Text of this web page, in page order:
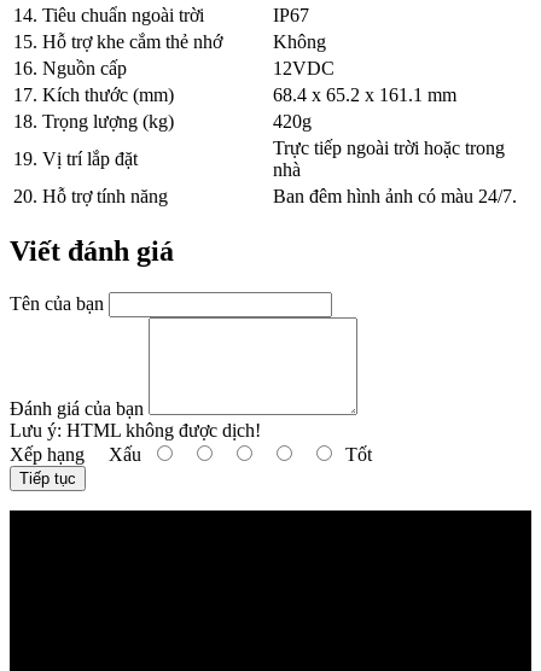
14. Tiêu chuẩn ngoài trời
IP67
15. Hỗ trợ khe cắm thẻ nhớ
Không
16. Nguồn cấp
12VDC
17. Kích thước (mm)
68.4 x 65.2 x 161.1 mm
18. Trọng lượng (kg)
420g
19. Vị trí lắp đặt
Trực tiếp ngoài trời hoặc trong
nhà
20. Hỗ trợ tính năng
Ban đêm hình ảnh có màu 24/7.
Viết đánh giá
Tên của bạn
Đánh giá của bạn
Lưu ý: HTML không được dịch!
Xếp hạng Xấu Tốt
Tiếp tục